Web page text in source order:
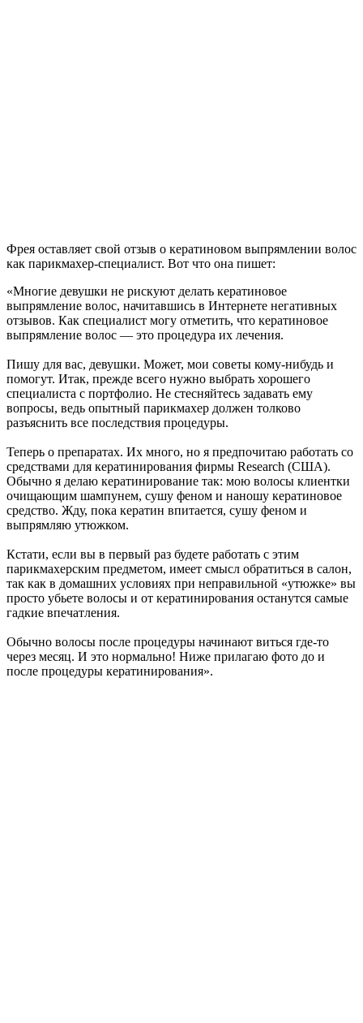
Фрея оставляет свой отзыв о кератиновом выпрямлении волос
как парикмахер-специалист. Вот что она пишет:
«Многие девушки не рискуют делать кератиновое
выпрямление волос, начитавшись в Интернете негативных
отзывов. Как специалист могу отметить, что кератиновое
выпрямление волос — это процедура их лечения.
Пишу для вас, девушки. Может, мои советы кому-нибудь и
помогут. Итак, прежде всего нужно выбрать хорошего
специалиста с портфолио. Не стесняйтесь задавать ему
вопросы, ведь опытный парикмахер должен толково
разъяснить все последствия процедуры.
Теперь о препаратах. Их много, но я предпочитаю работать со
средствами для кератинирования фирмы Research (США).
Обычно я делаю кератинирование так: мою волосы клиентки
очищающим шампунем, сушу феном и наношу кератиновое
средство. Жду, пока кератин впитается, сушу феном и
выпрямляю утюжком.
Кстати, если вы в первый раз будете работать с этим
парикмахерским предметом, имеет смысл обратиться в салон,
так как в домашних условиях при неправильной «утюжке» вы
просто убьете волосы и от кератинирования останутся самые
гадкие впечатления.
Обычно волосы после процедуры начинают виться где-то
через месяц. И это нормально! Ниже прилагаю фото до и
после процедуры кератинирования».